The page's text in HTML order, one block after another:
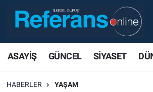
ASAYİŞ GÜNCEL SİYASET
HABERLER YAŞAM